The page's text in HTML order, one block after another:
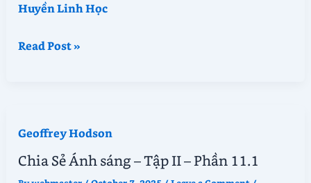
Huyền Linh Học
Chia
Tập
II
–
Read Post »
Geoffrey Hodson
Chia Sẻ Ánh sáng – Tập II – Phần 11.1